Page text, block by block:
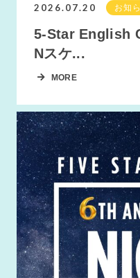
2026.07.20 お知
5-Star English
Nスケ...
MORE